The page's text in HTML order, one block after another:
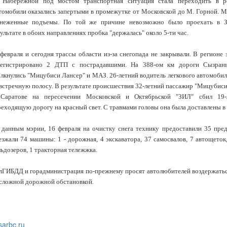
оказались запертыми в промежутке от Московской до М. Горной.
подъемы. По той же причине невозможно было проехать в
в обоих направлениях пробка "держалась" около 5-ти час.
и сегодня трассы области из-за снегопада не закрывали. В
2 ДТП с пострадавшими. На 388-ом км дороги Сызрань-
"Мицубиси Лансер" и МАЗ. 26-летний водитель легкового
полосу. В результате происшествия 32-летний пассажир
на пересечении Московской и Октябрьской "ЗИЛ" сбил 19-
дорогу на красный свет. С травмами головы она была доставлены в
мэрии, 16 февраля на очистку снега технику предоставили 35
74 машины: 1 - дорожная, 4 экскаватора, 37 самосвалов, 7
1 тракторная тележжка.
и горадминистрация по-прежнему просят автолюбителей
дорожной обстановкой.